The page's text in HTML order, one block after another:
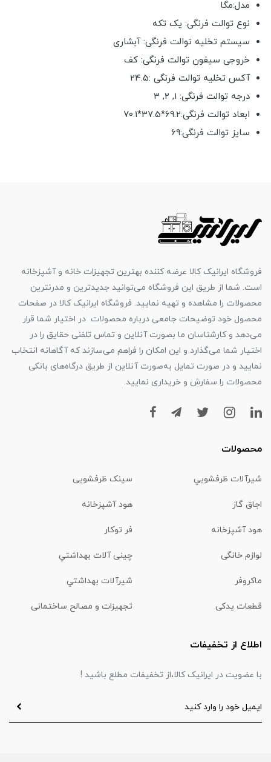
مدل:مگا
نوع توالت فرنگی: یک تکه
سیستم تخلیه توالت فرنگی: آبشاری
خروجی سیفون توالت فرنگی: کف
آکس تخلیه توالت فرنگی :24.5
درجه توالت فرنگی: 1, 2, 3
ابعاد توالت فرنگی:69.2*37.5*70.1
سایز توالت فرنگی:69
فروشگاه ایرانیک کالا عرضه کننده بهترین تجهیزات خانه و آشپزخانه
است. شما از طریق این فروشگاه می‌توانید جدیدترین و مدرنترین
محصولات را مشاهده و تهیه نمایید. فروشگاه ایرانیک کالا در صفحات
محصول خود توضیحات جامعی درباره محصولات در اختیار شما قرار
می‌دهد و کارشناسان ما بصورت آنلاین و تماس تلفنی حقایق را در
اختیار شما می‌گذارد و این امکان را فراهم می‌سازند که آگاهانه انتخاب
نمایید و در صورت تمایل به‌صورت آنلاین از طریق درگاه‌های بانکی
محصولات را سفارش و خریداری نمایید.
محصولات
شیرآلات ظرفشويي سینک ظرفشویی
اجاق گاز هود آشپزخانه
هود آشپزخانه فر توکار
لوازم خانگی چینی آلات بهداشتي
ماكروفر شیرآلات بهداشتي
قطعات یدکی تجهیزات و مصالح ساختمانی
اطلاع از تخفیفات
با عضویت در ایرانیک کالا،از تخفیفات مطلع باشید !